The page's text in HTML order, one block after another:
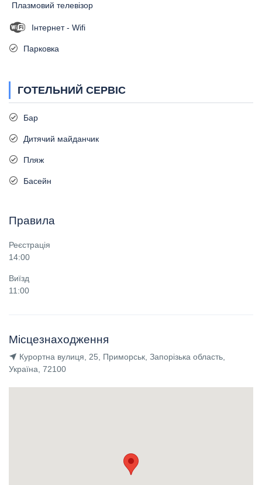
Плазмовий телевізор
Інтернет - Wifi
Парковка
ГОТЕЛЬНИЙ СЕРВІС
Бар
Дитячий майданчик
Пляж
Басейн
Правила
Реєстрація
14:00
Виїзд
11:00
Місцезнаходження
Курортна вулиця, 25, Приморськ, Запорізька область,
Україна, 72100